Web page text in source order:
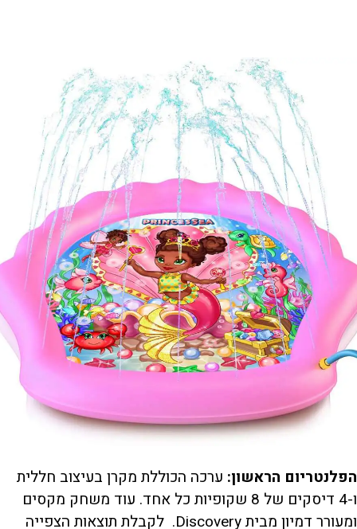
הפלנטריום הראשון: ערכה הכוללת מקרן בעיצוב חללית
ו-4 דיסקים של 8 שקופיות כל אחד. עוד משחק מקסים
ומעורר דמיון מבית Discovery. לקבלת תוצאות הצפייה